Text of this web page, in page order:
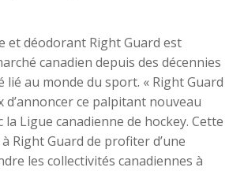
et déodorant Right Guard est
canadien depuis des décennies
au monde du sport. « Right Guard
ce palpitant nouveau
Ligue canadienne de hockey. Cette
Right Guard de profiter d’une
les collectivités canadiennes à